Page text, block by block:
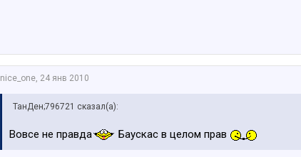
nice_one 24 янв 2010
ТанДен;796721 сказал(а):
Вовсе не правда Баускас в целом прав